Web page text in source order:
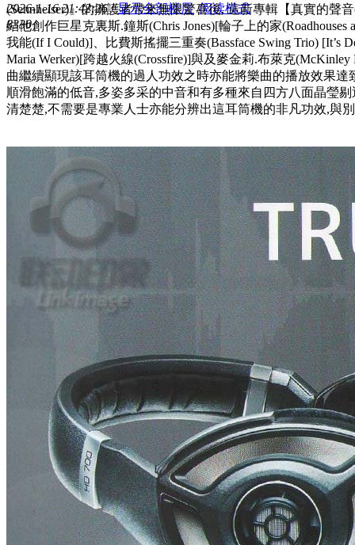
2026-1-16 21:42:26 / 显示全部楼层 /阅读模式
8330
(Sennheiser)』的擁護者帶來無限驚喜後, 這新專輯【真實的聲
結他創作巨星克裏斯.鐘斯(Chris Jones)[輪子上的家
我能(If I Could)]、比費斯搖擺三重奏(Bassface Swing Trio) [It’s
Maria Werker)[跨越火線(Crossfire)]與及麥金莉.布萊克
曲繼續顯現該耳筒機的過人功效之時亦能將樂曲的播放效果
順滑飽滿的低音,多姿多采的中音和有多種來自四方八面晶瑩
清楚楚,不需要是專業人士亦能分辨出這耳筒機的非凡功效,與